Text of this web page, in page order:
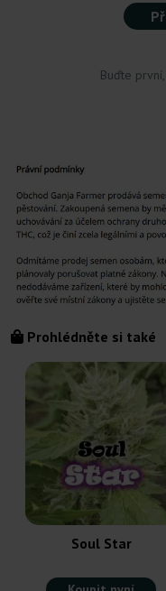
Buďte
Prohlédněte si také
Soul Star